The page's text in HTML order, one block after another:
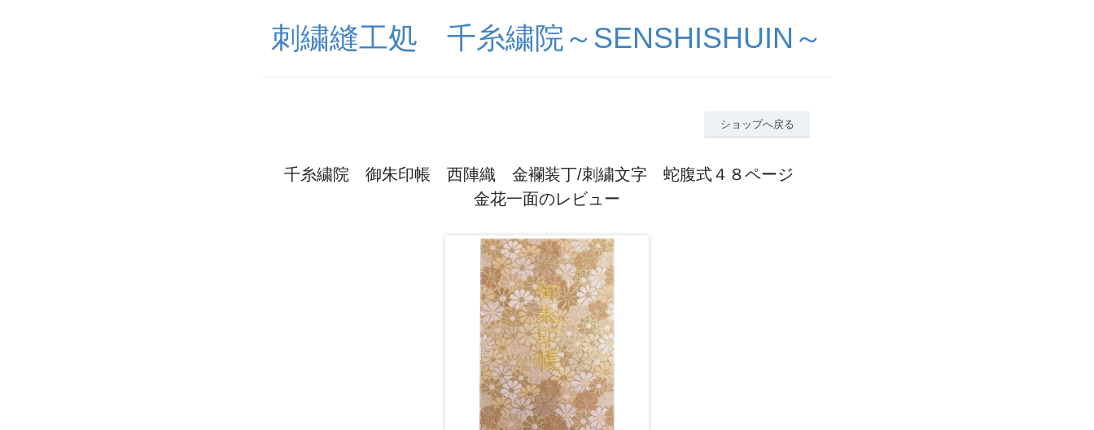
刺繍縫工処 千糸繍院～SENSHISHUIN～
ショップへ戻る
千糸繍院 御朱印帳 西陣織 金襴装丁/刺繍文字 蛇腹式４８ページ
金花一面のレビュー